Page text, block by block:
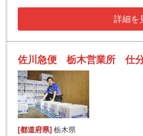
詳細を
[都道府県]栃木県